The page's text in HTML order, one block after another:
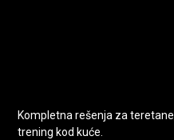
Kompletna rešenja za
trening kod kuće.